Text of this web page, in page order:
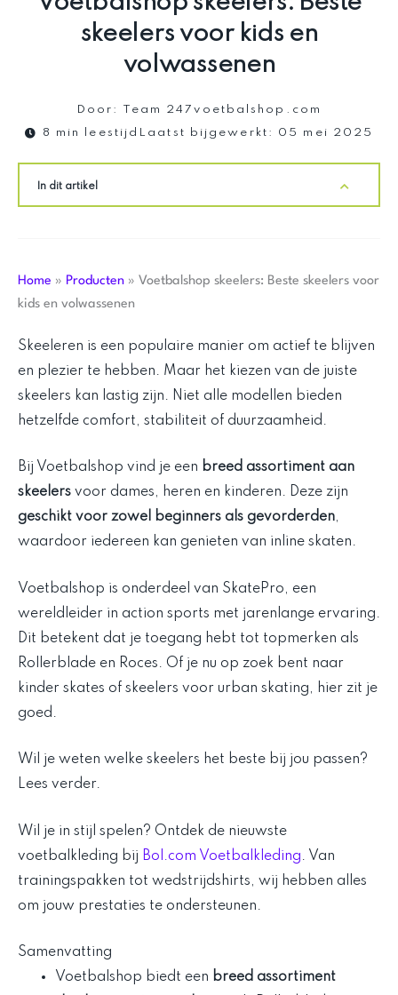
skeelers voor kids en
volwassenen
Door:
Team 247voetbalshop.com
8 min leestijd Laatst bijgewerkt: 05 mei 2025
In dit artikel
Home » Producten » Voetbalshop skeelers: Beste skeelers voor
kids en volwassenen
Skeeleren is een populaire manier om actief te blijven
en plezier te hebben. Maar het kiezen van de juiste
skeelers kan lastig zijn. Niet alle modellen bieden
hetzelfde comfort, stabiliteit of duurzaamheid.
Bij Voetbalshop vind je een breed assortiment aan
skeelers voor dames, heren en kinderen. Deze zijn
geschikt voor zowel beginners als gevorderden,
waardoor iedereen kan genieten van inline skaten.
Voetbalshop is onderdeel van SkatePro, een
wereldleider in action sports met jarenlange ervaring.
Dit betekent dat je toegang hebt tot topmerken als
Rollerblade en Roces. Of je nu op zoek bent naar
kinder skates of skeelers voor urban skating, hier zit je
goed.
Wil je weten welke skeelers het beste bij jou passen?
Lees verder.
Wil je in stijl spelen? Ontdek de nieuwste
voetbalkleding bij Bol.com Voetbalkleding. Van
trainingspakken tot wedstrijdshirts, wij hebben alles
om jouw prestaties te ondersteunen.
Samenvatting
Voetbalshop biedt een breed assortiment